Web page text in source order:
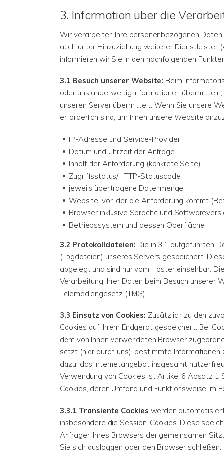
3. Information über die
Wir verarbeiten Ihre personenbezogenen
auch unter Hinzuziehung weiterer Dienstleister
informieren wir Sie in den nachfolgenden
3.1 Besuch unserer Website: Beim
oder uns anderweitig Informationen
unseren Server übermittelt. Wenn Sie unsere
erforderlich sind, um Ihnen unsere Website
IP-Adresse und Service-Provider
Datum und Uhrzeit der Anfrage
Inhalt der Anforderung (konkrete Seite)
Zugriffsstatus/HTTP-Statuscode
jeweils übertragene Datenmenge
Website, von der die Anforderung kommt
Browser inklusive Sprache und
Betriebssystem und dessen Oberfläche
3.2 Protokolldateien: Die in 3.1 aufgeführten
(Logdateien) unseres Servers gespeichert.
abgelegt und sind nur vom Hoster einsehbar.
Verarbeitung Ihrer Daten beim Besuch unserer
Telemediengesetz (TMG).
3.3 Einsatz von Cookies: Zusätzlich zu den
Cookies auf Ihrem Endgerät gespeichert. Bei
dem von Ihnen verwendeten Browser
setzt (hier durch uns), bestimmte Informationen
dazu, das Internetangebot insgesamt
Verwendung von Cookies ist Artikel 6 Absatz
Cookies, deren Umfang und Funktionsweise im
3.3.1 Transiente Cookies werden
insbesondere die Session-Cookies. Diese
Anfragen Ihres Browsers der gemeinsamen
Sie sich ausloggen oder den Browser schließen.